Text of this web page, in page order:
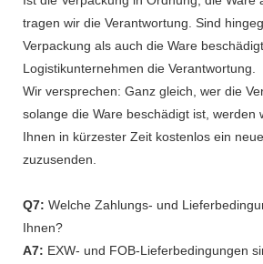
tragen wir die Verantwortung. Sind
Verpackung als auch die Ware
Logistikunternehmen die Verantwortung.
Wir versprechen: Ganz gleich, wer die
solange die Ware beschädigt ist, werden
Ihnen in kürzester Zeit kostenlos ein
zuzusenden.
Q7: Welche Zahlungs- und
Ihnen?
A7: EXW- und FOB-Lieferbedingungen